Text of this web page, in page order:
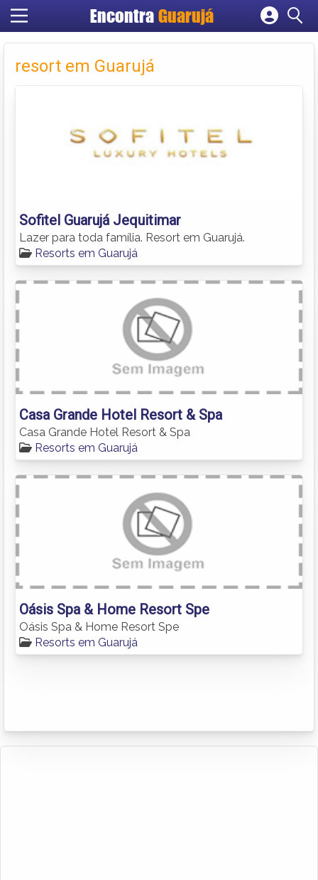
Encontra Guarujá
Cadastrar empresa
Criar conta
resort em Guarujá
Sofitel Guarujá Jequitimar
Lazer para toda família. Resort em Guarujá.
Resorts em Guarujá
Casa Grande Hotel Resort & Spa
Casa Grande Hotel Resort & Spa
Resorts em Guarujá
Oásis Spa & Home Resort Spe
Oásis Spa & Home Resort Spe
Resorts em Guarujá